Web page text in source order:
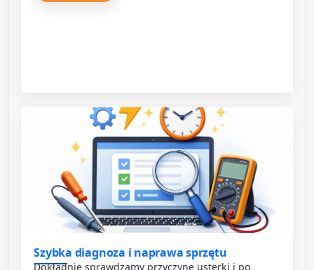
Szybka diagnoza i naprawa sprzętu
Dokładnie sprawdzamy przyczynę usterki i po